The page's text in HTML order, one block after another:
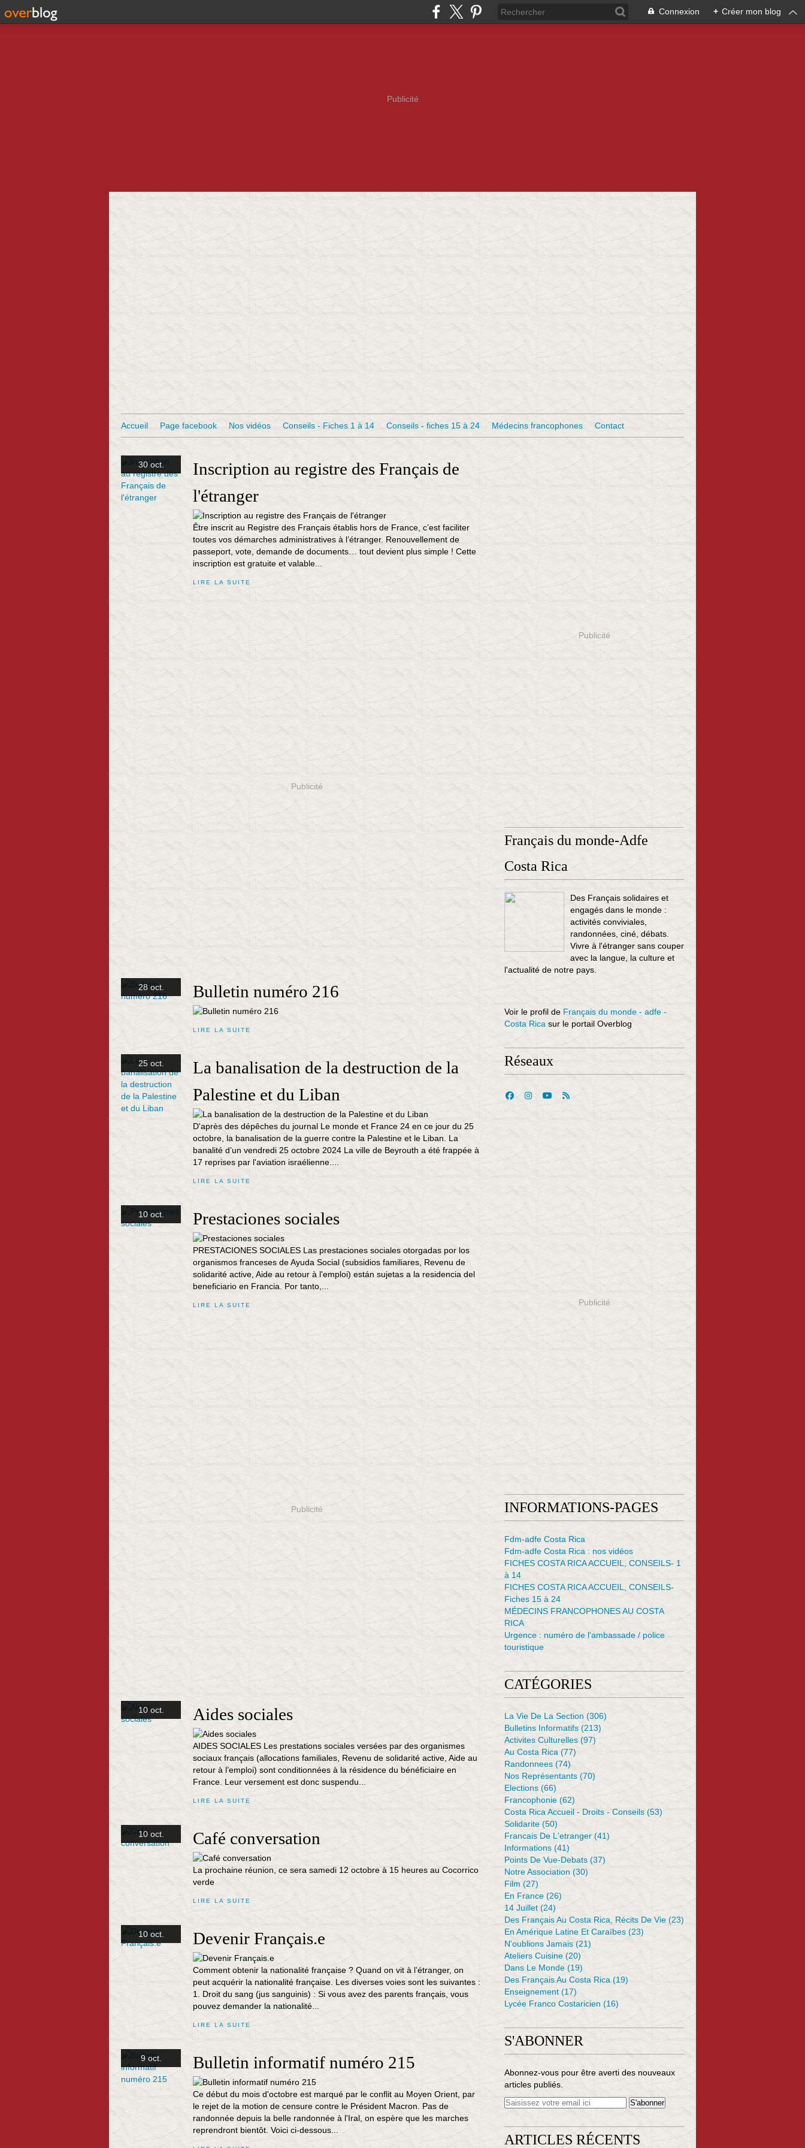
Connexion + Créer mon blog
Publicité
Accueil Page facebook Nos vidéos Conseils - Fiches 1 à 14 Conseils - fiches 15 à 24 Médecins francophones Contact
30 oct.
Inscription au registre des Français de
l'étranger
Être inscrit au Registre des Français établis hors de France, c’est faciliter
toutes vos démarches administratives à l’étranger. Renouvellement de
passeport, vote, demande de documents… tout devient plus simple ! Cette
inscription est gratuite et valable...
LIRE LA SUITE
Publicité
28 oct. Bulletin numéro 216
LIRE LA SUITE
25 oct.
La banalisation de la destruction de la
Palestine et du Liban
D'après des dépêches du journal Le monde et France 24 en ce jour du 25
octobre, la banalisation de la guerre contre la Palestine et le Liban. La
banalité d’un vendredi 25 octobre 2024 La ville de Beyrouth a été frappée à
17 reprises par l'aviation israélienne....
LIRE LA SUITE
10 oct. Prestaciones sociales
PRESTACIONES SOCIALES Las prestaciones sociales otorgadas por los
organismos franceses de Ayuda Social (subsidios familiares, Revenu de
solidarité active, Aide au retour à l'emploi) están sujetas a la residencia del
beneficiario en Francia. Por tanto,...
LIRE LA SUITE
Publicité
10 oct. Aides sociales
AIDES SOCIALES Les prestations sociales versées par des organismes
sociaux français (allocations familiales, Revenu de solidarité active, Aide au
retour à l’emploi) sont conditionnées à la résidence du bénéficiaire en
France. Leur versement est donc suspendu...
LIRE LA SUITE
10 oct. Café conversation
La prochaine réunion, ce sera samedi 12 octobre à 15 heures au Cocorrico
verde
LIRE LA SUITE
10 oct. Devenir Français.e
Comment obtenir la nationalité française ? Quand on vit à l’étranger, on
peut acquérir la nationalité française. Les diverses voies sont les suivantes :
1. Droit du sang (jus sanguinis) : Si vous avez des parents français, vous
pouvez demander la nationalité...
LIRE LA SUITE
9 oct. Bulletin informatif numéro 215
Ce début du mois d'octobre est marqué par le conflit au Moyen Orient, par
le rejet de la motion de censure contre le Président Macron. Pas de
randonnée depuis la belle randonnée à l'Iral, on espère que les marches
reprendront bientôt. Voici ci-dessous...
Publicité
Français du monde-Adfe
Costa Rica
Des Français solidaires et
engagés dans le monde :
activités conviviales,
randonnées, ciné, débats.
Vivre à l'étranger sans couper
avec la langue, la culture et
l'actualité de notre pays.
Voir le profil de Français du monde - adfe -
Costa Rica sur le portail Overblog
Réseaux
Publicité
INFORMATIONS-PAGES
Fdm-adfe Costa Rica
Fdm-adfe Costa Rica : nos vidéos
FICHES COSTA RICA ACCUEIL, CONSEILS- 1
à 14
FICHES COSTA RICA ACCUEIL, CONSEILS-
Fiches 15 à 24
MÉDECINS FRANCOPHONES AU COSTA
RICA
Urgence : numéro de l'ambassade / police
touristique
CATÉGORIES
La Vie De La Section (306)
Bulletins Informatifs(213)
Activites Culturelles (97)
Au Costa Rica (77)
Randonnees (74)
Nos Représentants (70)
Elections (66)
Francophonie (62)
Costa Rica Accueil - Droits - Conseils (53)
Solidarite (50)
Francais De L'etranger (41)
Informations (41)
Points De Vue-Debats (37)
Notre Association (30)
Film (27)
En France (26)
14 Juillet (24)
Des Français Au Costa Rica, Récits De Vie (23)
En Amérique Latine Et Caraïbes (23)
N'oublions Jamais (21)
Ateliers Cuisine (20)
Dans Le Monde (19)
Des Français Au Costa Rica (19)
Enseignement (17)
Lycée Franco Costaricien (16)
S'ABONNER
Abonnez-vous pour être averti des nouveaux
articles publiés.
ARTICLES RÉCENTS